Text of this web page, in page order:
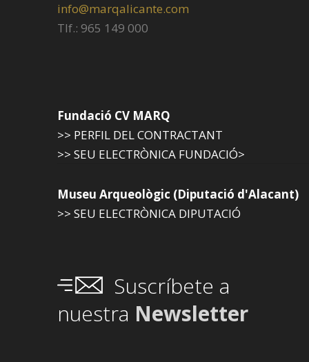
info@marqalicante.com
Tlf.: 965 149 000
Fundació CV MARQ
>> PERFIL DEL CONTRACTANT
>> SEU ELECTRÒNICA FUNDACIÓ>
Museu Arqueològic (Diputació d'Alacant)
>> SEU ELECTRÒNICA DIPUTACIÓ
Suscríbete a
nuestra Newsletter